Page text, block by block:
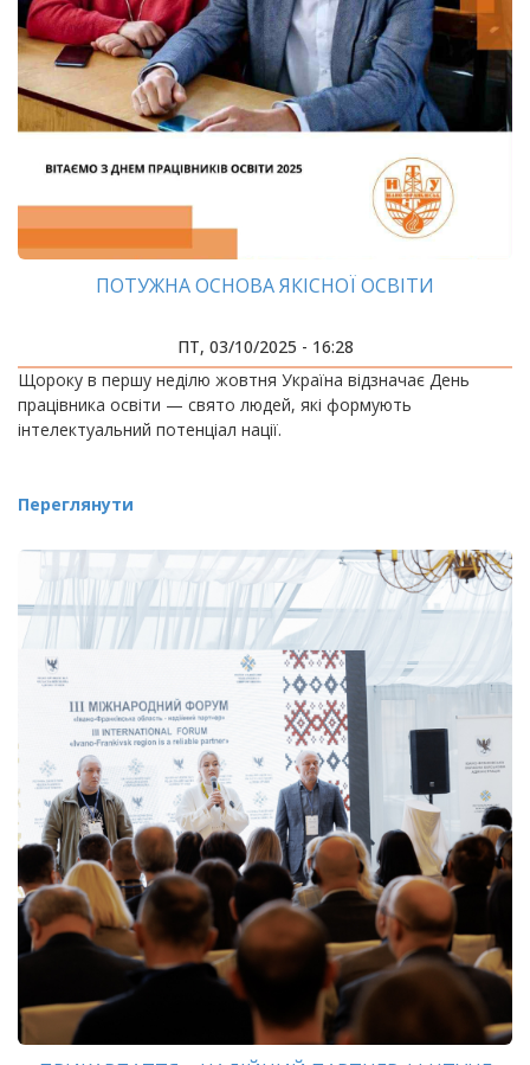
ПОТУЖНА ОСНОВА ЯКІСНОЇ ОСВІТИ
ПТ, 03/10/2025 - 16:28
Щороку в першу неділю жовтня Україна відзначає День
працівника освіти — свято людей, які формують
інтелектуальний потенціал нації.
Переглянути